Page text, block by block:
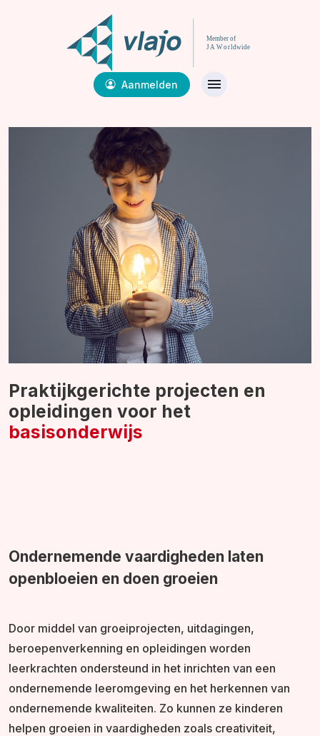
Aanmelden
Praktijkgerichte projecten en
opleidingen voor het
basisonderwijs
Ondernemende vaardigheden laten
openbloeien en doen groeien
Door middel van groeiprojecten, uitdagingen,
beroepenverkenning en opleidingen worden
leerkrachten ondersteund in het inrichten van een
ondernemende leeromgeving en het herkennen van
ondernemende kwaliteiten. Zo kunnen ze kinderen
helpen groeien in vaardigheden zoals creativiteit,